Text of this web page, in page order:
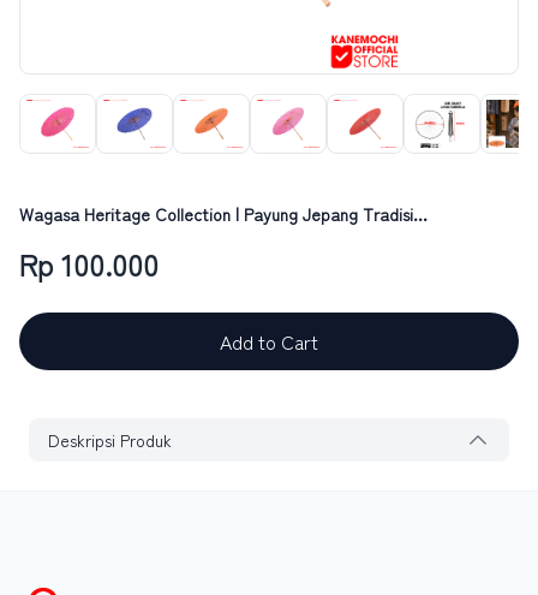
Wagasa Heritage Collection | Payung Jepang Tradisi...
Rp 100.000
Add to Cart
Deskripsi Produk